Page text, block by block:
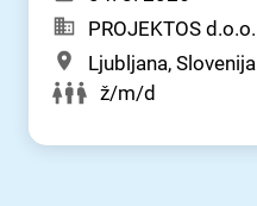
PROJEKTOS d.o.o.
Ljubljana, Slovenija
ž/m/d